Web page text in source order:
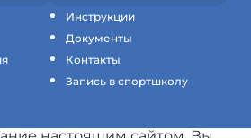
Инструкции
Документы
Контакты
Запись в спортшколу